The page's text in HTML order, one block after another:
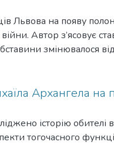
Львова на появу
Автор з’ясовує
змінювалося
Архангела на
історію
тогочасного